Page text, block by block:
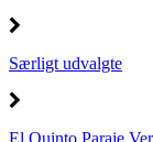
Særligt udvalgte
El Quinto Paraje